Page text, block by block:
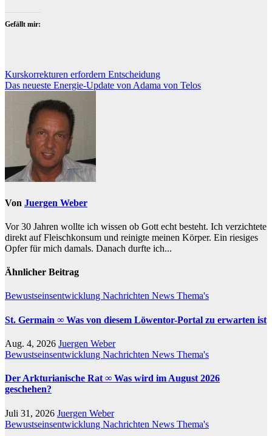
Gefällt mir:
Beitragsnavigation
Kurskorrekturen erfordern Entscheidung
Das neueste Energie-Update von Adama von Telos
Von Juergen Weber
Vor 30 Jahren wollte ich wissen ob Gott echt besteht. Ich verzichtete
direkt auf Fleischkonsum und reinigte meinen Körper. Ein riesiges
Opfer für mich damals. Danach durfte ich...
Ähnlicher Beitrag
Bewustseinsentwicklung Nachrichten News Thema's
St. Germain ∞ Was von diesem Löwentor-Portal zu erwarten ist
Aug. 4, 2026 Juergen Weber
Bewustseinsentwicklung Nachrichten News Thema's
Der Arkturianische Rat ∞ Was wird im August 2026
geschehen?
Juli 31, 2026 Juergen Weber
Bewustseinsentwicklung Nachrichten News Thema's